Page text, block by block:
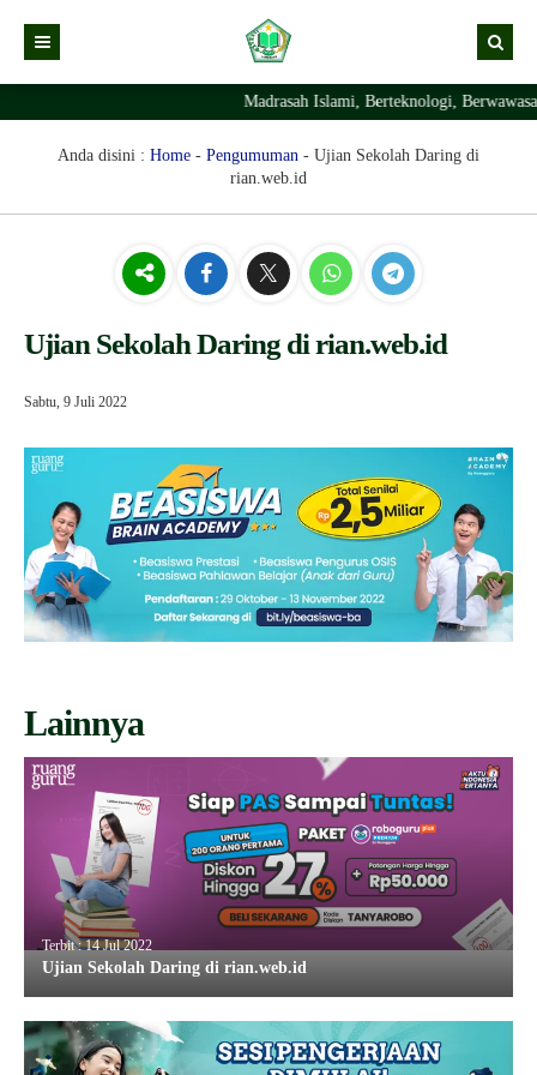
Kabar Madrasah
Profil Madrasah
Ekstrakurikuler Madrasah
Prestasi Madrasah
KURIKULUM
RDM
Struktur Organisasi Madrasah
Madrasah Islami, Berteknologi,
Anda disini : Home - Pengumuman - Ujian Sekolah Daring di
rian.web.id
Ujian Sekolah Daring di rian.web.id
Sabtu, 9 Juli 2022
Lainnya
Terbit : 14 Jul 2022
Ujian Sekolah Daring di rian.web.id